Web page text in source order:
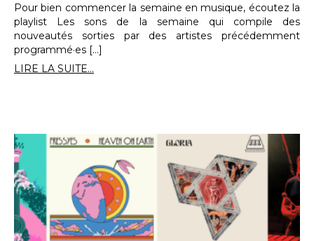
Pour bien commencer la semaine en musique, écoutez la
playlist Les sons de la semaine qui compile des
nouveautés sorties par des artistes précédemment
programmé·es […]
LIRE LA SUITE...